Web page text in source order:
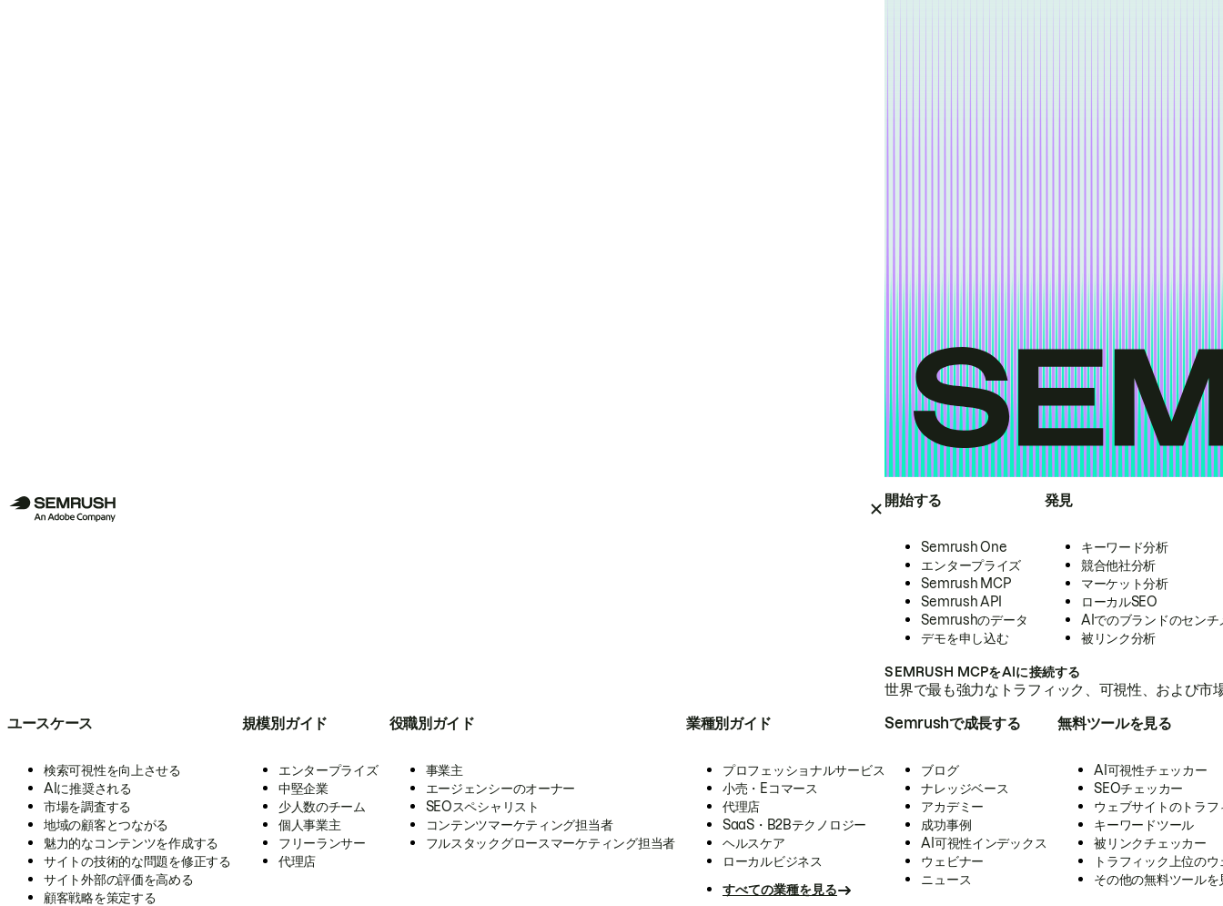
開始する
Semrush One
エンタープライズ
Semrush MCP
Semrush API
Semrushのデータ
デモを申し込む
発見
キーワード分析
競合他社分析
マーケット分析
ローカルSEO
AIでのブランドのセンチ
被リンク分析
SEMRUSH MCPをAIに接続する
世界で最も強力なトラフィック、可視性、および
ユースケース
検索可視性を向上させる
AIに推奨される
市場を調査する
地域の顧客とつながる
魅力的なコンテンツを作成する
サイトの技術的な問題を修正する
サイト外部の評価を高める
顧客戦略を策定する
規模別ガイド
エンタープライズ
中堅企業
少人数のチーム
個人事業主
フリーランサー
代理店
役職別ガイド
事業主
エージェンシーのオーナー
SEOスペシャリスト
コンテンツマーケティング担当者
フルスタックグロースマーケティング担当者
業種別ガイド
プロフェッショナルサービス
小売・Eコマース
代理店
SaaS・B2Bテクノロジー
ヘルスケア
ローカルビジネス
すべての業種を見る
Semrushで成長する
ブログ
ナレッジベース
アカデミー
成功事例
AI可視性インデックス
ウェビナー
ニュース
無料ツールを見る
AI可視性チェッカー
SEOチェッカー
ウェブサイトのトラ
キーワードツール
被リンクチェッカー
トラフィック上位の
その他の無料ツールを